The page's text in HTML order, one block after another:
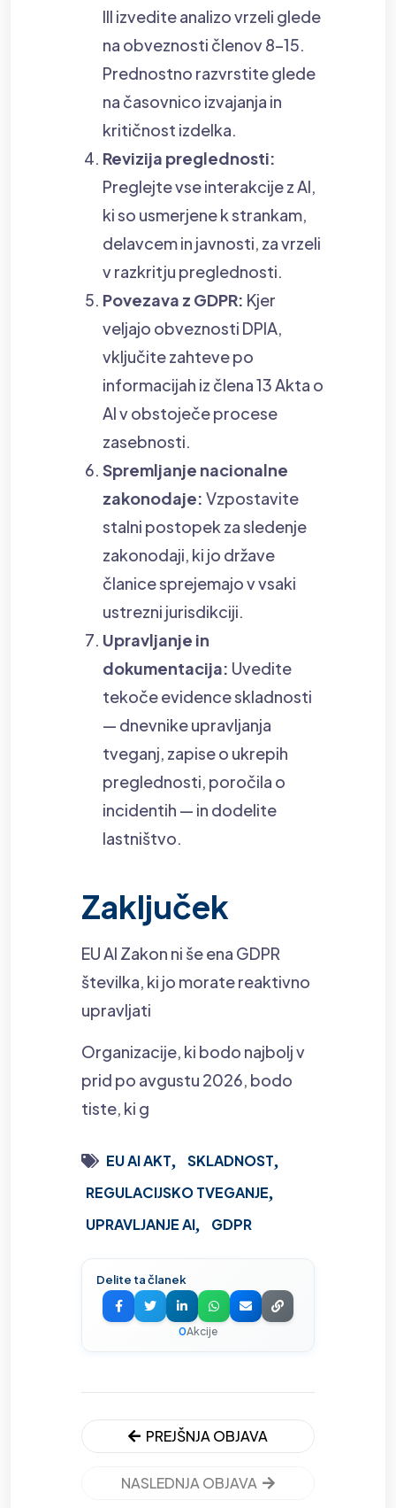
III izvedite analizo vrzeli glede
na obveznosti členov 8–15.
Prednostno razvrstite glede
na časovnico izvajanja in
kritičnost izdelka.
Revizija preglednosti:
Preglejte vse interakcije z AI,
ki so usmerjene k strankam,
delavcem in javnosti, za vrzeli
v razkritju preglednosti.
Povezava z GDPR: Kjer
veljajo obveznosti DPIA,
vključite zahteve po
informacijah iz člena 13 Akta o
AI v obstoječe procese
zasebnosti.
Spremljanje nacionalne
zakonodaje: Vzpostavite
stalni postopek za sledenje
zakonodaji, ki jo države
članice sprejemajo v vsaki
ustrezni jurisdikciji.
Upravljanje in
dokumentacija: Uvedite
tekoče evidence skladnosti
— dnevnike upravljanja
tveganj, zapise o ukrepih
preglednosti, poročila o
incidentih — in dodelite
lastništvo.
Zaključek
EU AI Zakon ni še ena GDPR
številka, ki jo morate reaktivno
upravljati
Organizacije, ki bodo najbolj v
prid po avgustu 2026, bodo
tiste, ki g
EU AI AKT
SKLADNOST
REGULACIJSKO TVEGANJE
UPRAVLJANJE AI
GDPR
Delite ta članek
0Akcije
PREJŠNJA OBJAVA
NASLEDNJA OBJAVA